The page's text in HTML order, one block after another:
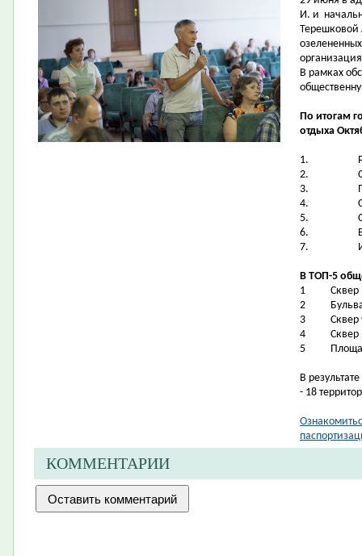
И. и
В рамках
По итогам
отдыха
1.
2.
3.
4.
5.
6.
7.
В ТОП-5
1
Сквер
2
3
Сквер
4
Сквер
5
В
- 18
КОММЕНТАРИИ